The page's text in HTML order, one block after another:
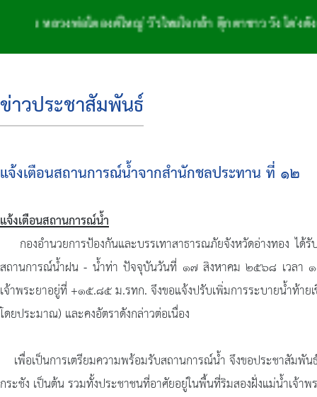
ลวงพ่อโตองค์ใหญ่ วีรไทยใจกล้า ตุ๊กตาชาววัง โด่งดังจักสาน
ข่าวประชาสัมพันธ์
แจ้งเตือนสถานการณ์น้ำจากสำนักชลประทาน ที่ ๑๒
แจ้งเตือนสถานการณ์น้ำ
กองอำนวยการป้องกันและบรรเทาสาธารณภัยจังหวัดอ่างทอง ได้
สถานการณ์น้ำฝน - น้ำท่า ปัจจุบันวันที่ ๑๗ สิงหาคม ๒๕๖๘ เวลา
เจ้าพระยาอยู่ที่ +๑๕.๘๕ ม.รทก. จึงขอแจ้งปรับเพิ่มการระบายน้ำท้
โดยประมาณ) และคงอัตราดังกล่าวต่อเนื่อง
เพื่อเป็นการเตรียมความพร้อมรับสถานการณ์น้ำ จึงขอประชาสัมพัน
กระชัง เป็นต้น รวมทั้งประชาชนที่อาศัยอยู่ในพื้นที่ริมสองฝั่งแม่น้ำเจ้า